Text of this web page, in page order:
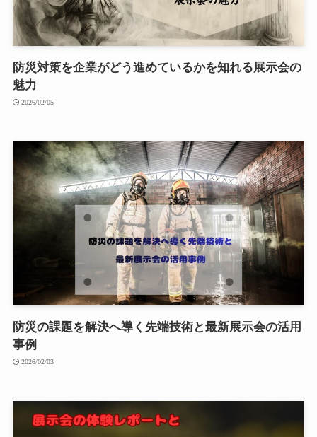
防災対策を企業がどう進めているかを知れる展示会の
魅力
2026/02/05
防災の課題を解決へ導く先端技術と最新展示会の活用
事例
2026/02/03